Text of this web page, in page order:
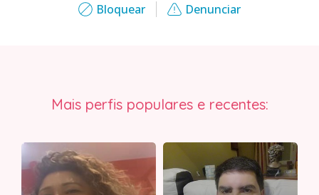
Bloquear Denunciar
Mais perfis populares e recentes: